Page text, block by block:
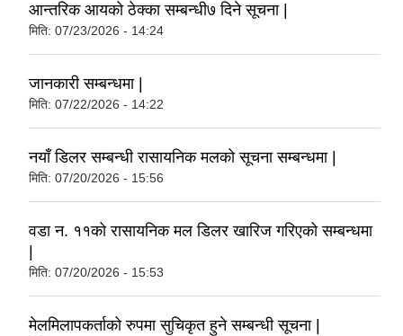
आन्तरिक आयको ठेक्का सम्बन्धी७ दिने सूचना |
मिति: 07/23/2026 - 14:24
जानकारी सम्बन्धमा |
मिति: 07/22/2026 - 14:22
नयाँ डिलर सम्बन्धी रासायनिक मलको सूचना सम्बन्धमा |
मिति: 07/20/2026 - 15:56
वडा न. ११को रासायनिक मल डिलर खारिज गरिएको सम्बन्धमा
मिति: 07/20/2026 - 15:53
मेलमिलापकर्ताको रुपमा सुचिकृत हुने सम्बन्धी सूचना |